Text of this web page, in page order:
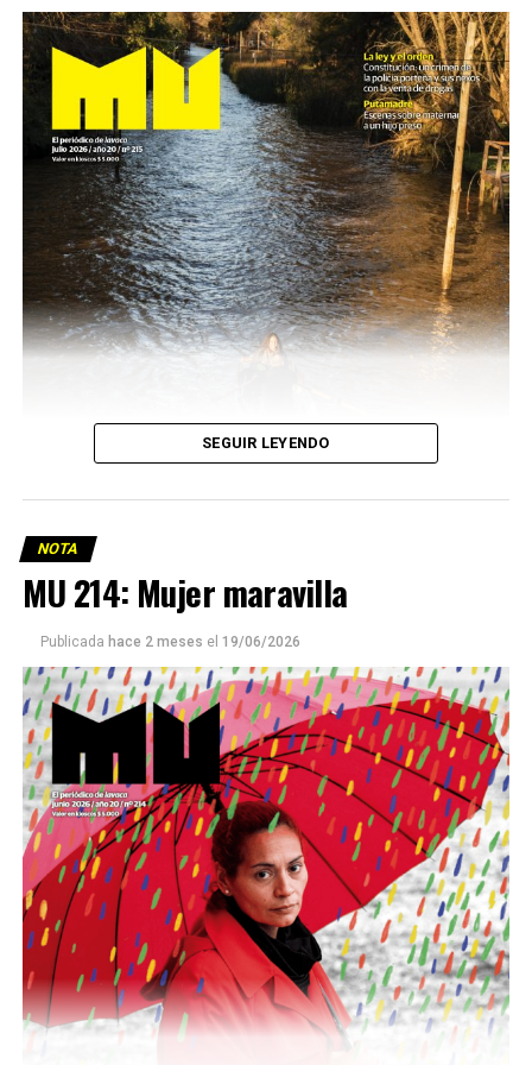
Este número 215 de MU ☝️viene con doble tapa, que
podría ser una frase:
Sin chamuyo, a remarla.
Descargar la Mu en PDF
SEGUIR LEYENDO
NOTA
MU 214: Mujer maravilla
Publicada hace 2 meses el 19/06/2026